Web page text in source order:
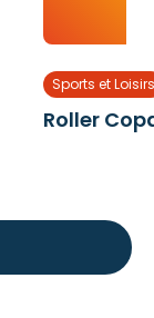
Sports et
Roller